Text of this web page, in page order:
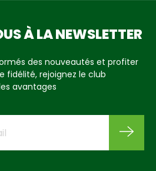
À LA NEWSLETTER
des nouveautés et profiter
fidélité, rejoignez le club
avantages